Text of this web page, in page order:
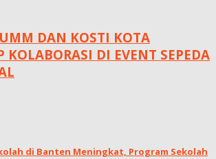
DAN KOSTI KOTA
KOLABORASI DI EVENT SEPEDA
di Banten Meningkat, ‎Program Sekolah